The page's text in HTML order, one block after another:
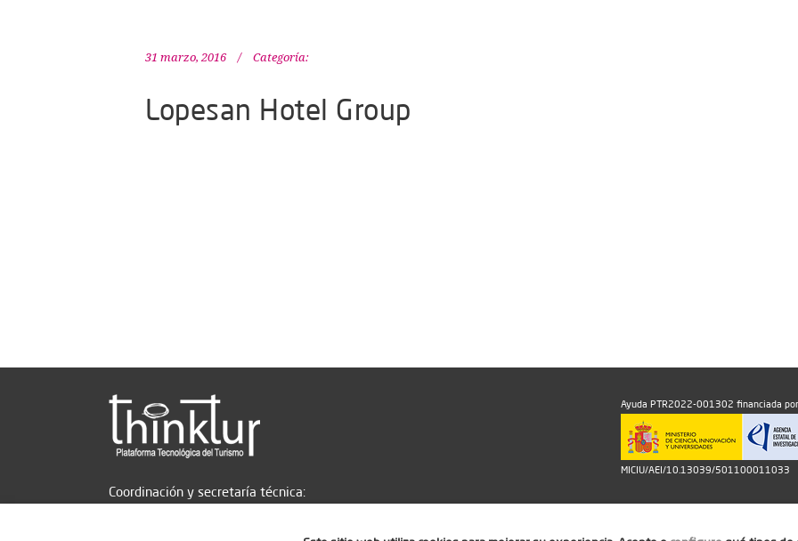
31 marzo, 2016 Categoría:
Lopesan Hotel Group
Coordinación y secretaría técnica:
Ayuda PTR2022-001302 financiada
MICIU/AEI/10.13039/501100011033